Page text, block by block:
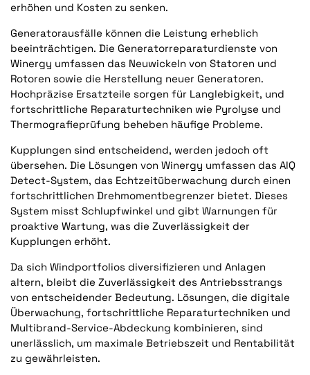
erhöhen und Kosten zu senken.
Generatorausfälle können die Leistung erheblich
beeinträchtigen. Die Generatorreparaturdienste von
Winergy umfassen das Neuwickeln von Statoren und
Rotoren sowie die Herstellung neuer Generatoren.
Hochpräzise Ersatzteile sorgen für Langlebigkeit, und
fortschrittliche Reparaturtechniken wie Pyrolyse und
Thermografieprüfung beheben häufige Probleme.
Kupplungen sind entscheidend, werden jedoch oft
übersehen. Die Lösungen von Winergy umfassen das AIQ
Detect-System, das Echtzeitüberwachung durch einen
fortschrittlichen Drehmomentbegrenzer bietet. Dieses
System misst Schlupfwinkel und gibt Warnungen für
proaktive Wartung, was die Zuverlässigkeit der
Kupplungen erhöht.
Da sich Windportfolios diversifizieren und Anlagen
altern, bleibt die Zuverlässigkeit des Antriebsstrangs
von entscheidender Bedeutung. Lösungen, die digitale
Überwachung, fortschrittliche Reparaturtechniken und
Multibrand-Service-Abdeckung kombinieren, sind
unerlässlich, um maximale Betriebszeit und Rentabilität
zu gewährleisten.